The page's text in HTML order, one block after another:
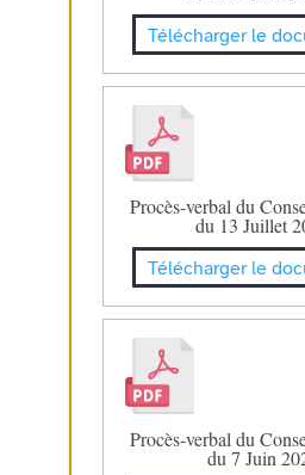
Télécharger le
Procès-verbal du
du 13 Juillet
Télécharger le
Procès-verbal du
du 7 Juin